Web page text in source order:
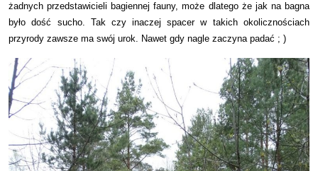
żadnych przedstawicieli bagiennej fauny, może dlatego że jak na bagna
było dość sucho. Tak czy inaczej spacer w takich okolicznościach
przyrody zawsze ma swój urok. Nawet gdy nagle zaczyna padać ; )